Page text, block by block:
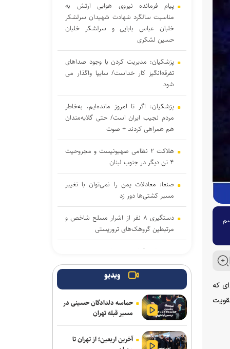
که
تقویت
پیام فرمانده نیروی هوایی ارتش به
مناسبت سالگرد شهادت شهیدان سرلشکر
خلبان عباس بابایی و سرلشکر خلبان
حسین لشکری
پزشکیان: مدیریت کردن با وجود صداهای
تفرقه‌انگیز کار خداست/ سایپا واگذار می
شود
پزشکیان: اگر تا امروز مانده‌ایم، به‌خاطر
مردم نجیب ایران است/ حتی گلایه‌مندان
هم همراهی کردند + صوت
هلاکت ۲ نظامی صهیونیست و مجروحیت
۴ تن دیگر در جنوب لبنان
صنعا: معادلات یمن را نمی‌توان با تغییر
مسیر کشتی‌ها دور زد
دستگیری ۸ نفر از اشرار مسلح شاخص و
مرتبطین گروهک‌های تروریستی
هدف قرار گرفتن اتاق‌ فرماندهی مزدوران
عربستان در یمن
و عربستان با محوریت تحولات منطقه
سازمان ملل: طرف‌ها را به مذاکره درباره
تنگه هرمز تشویق می‌کنیم
ویدیو
حماسه دلدادگان حسینی در
مسیر قبله تهران
آخرین اربعین؛ از تهران تا